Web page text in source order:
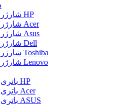
شارژر لپ تاپ HP
شارژر لپ تاپ Acer
شارژر لپ تاپ Asus
شارژر لپ تاپ Dell
شارژر لپ تاپ Toshiba
شارژر لپ تاپ Lenovo
باتری لپ تاپ HP
باتری لپ تاپ Acer
باتری لپ تاپ ASUS